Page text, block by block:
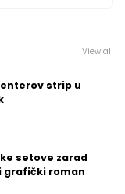
View all
strip u
setove zarad
grafički roman